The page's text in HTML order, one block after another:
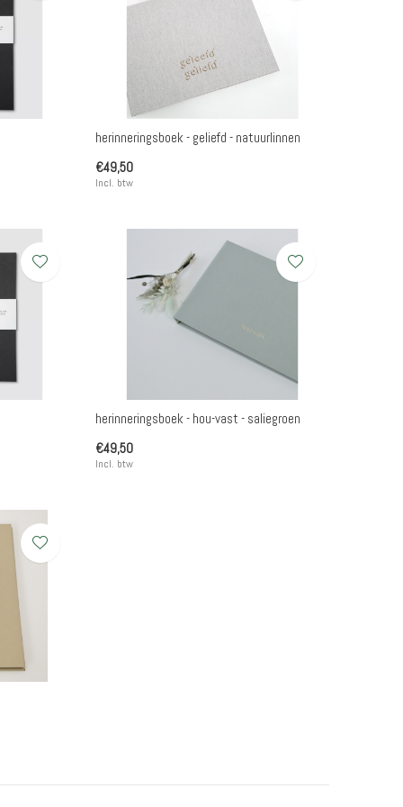
herinneringsboek - geliefd - natuurlinnen
€49,50
Incl. btw
herinneringsboek - hou-vast - saliegroen
€49,50
Incl. btw